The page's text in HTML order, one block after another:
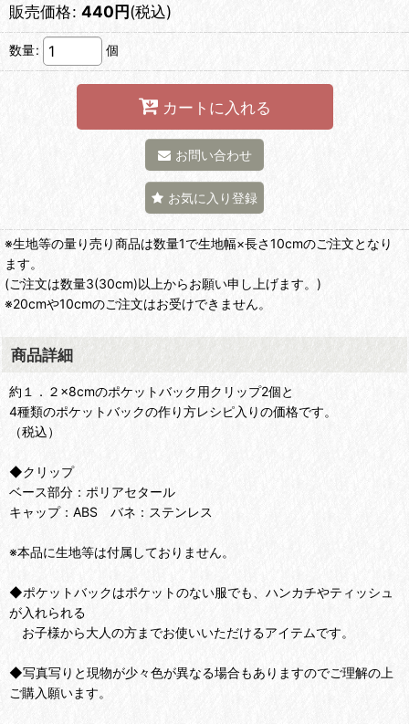
販売価格: 440円(税込)
数量: 個
カートに入れる
お問い合わせ
お気に入り登録
※生地等の量り売り商品は数量1で生地幅×長さ10cmのご注文となり
ます。
(ご注文は数量3(30cm)以上からお願い申し上げます。)
※20cmや10cmのご注文はお受けできません。
商品詳細
約１．２×8cmのポケットバック用クリップ2個と
4種類のポケットバックの作り方レシピ入りの価格です。
（税込）
◆クリップ
ベース部分：ポリアセタール
キャップ：ABS バネ：ステンレス
※本品に生地等は付属しておりません。
◆ポケットバックはポケットのない服でも、ハンカチやティッシュ
が入れられる
お子様から大人の方までお使いいただけるアイテムです。
◆写真写りと現物が少々色が異なる場合もありますのでご理解の上
ご購入願います。